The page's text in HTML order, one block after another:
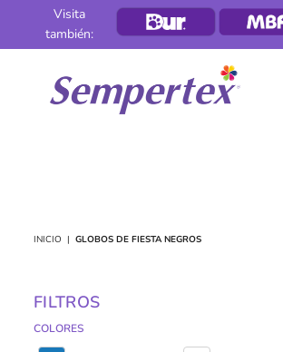
Visita
también:
SEMPERTEX
INICIO | GLOBOS DE FIESTA NEGROS
FILTROS
COLORES